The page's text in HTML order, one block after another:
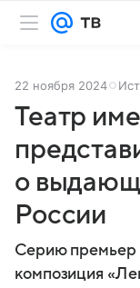
22 ноября 2024
Театр
о
России
Серию премьер
композиция